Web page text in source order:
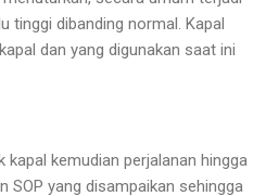
tinggi dibanding normal. Kapal
dan yang digunakan saat ini
kemudian perjalanan hingga
SOP yang disampaikan sehingga